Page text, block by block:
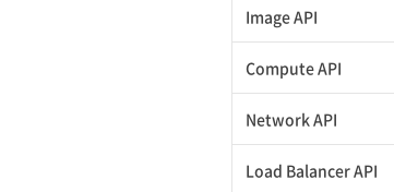
Credential作成
Credential削除
スナップショット一覧取得
スナップショット作成
スナップショット削除
Image API
ISOイメージアップロード
ISOイメージ作成
イメージ一覧取得
Compute API
ISOイメージ挿入/排出
SSHキーペア一覧取得
Network API
QoSポリシー一覧取得
Load Balancer API